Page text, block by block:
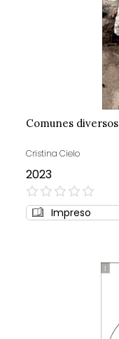
Comunes diversos
Cristina Cielo
2023
0%
Impreso